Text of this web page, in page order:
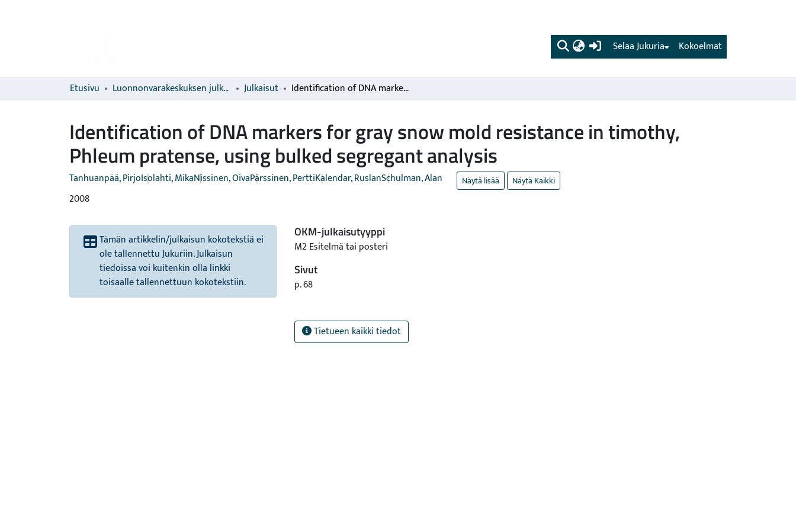
(current) Kokoelmat
Selaa Jukuria
Etusivu Luonnonvarakeskuksen julkaisut Julkaisut Identification of DNA markers for gray snow mold resistance in timothy, Phleum pratense, using bulked segregant analysis
Identification of DNA markers for gray snow mold resistance in timothy,
Phleum pratense, using bulked segregant analysis
Tanhuanpää, PirjoIsolahti, MikaNissinen, OivaPärssinen, PerttiKalendar, RuslanSchulman, Alan Näytä lisää Näytä Kaikki
2008
Tämän artikkelin/julkaisun kokotekstiä ei
ole tallennettu Jukuriin. Julkaisun
tiedoissa voi kuitenkin olla linkki
toisaalle tallennettuun kokotekstiin.
OKM-julkaisutyyppi
M2 Esitelmä tai posteri
Sivut
p. 68
Tietueen kaikki tiedot